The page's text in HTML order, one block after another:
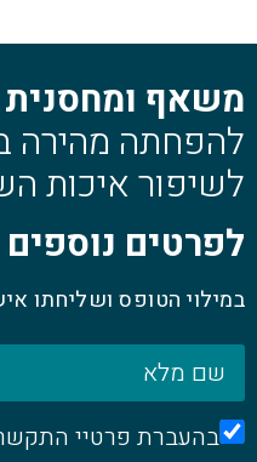
משאף ומחסנית SyqeAir:
להפחתה מהירה
לשיפור איכות
לפרטים
במילוי הטופס ושליחתו
בהעברת פרטיי